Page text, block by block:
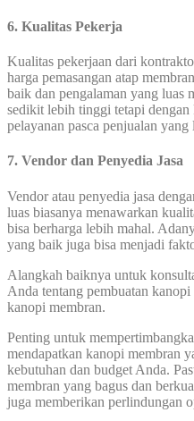
6. Kualitas Pekerja
Kualitas pekerjaan dari
harga pemasangan atap
baik dan pengalaman yang luas
sedikit lebih tinggi tetapi
pelayanan pasca penjualan
7. Vendor dan Penyedia Jasa
Vendor atau penyedia jasa
luas biasanya menawarkan
bisa berharga lebih mahal.
yang baik juga bisa menjadi
Alangkah baiknya untuk
Anda tentang pembuatan
kanopi membran.
Penting untuk
mendapatkan kanopi membran
kebutuhan dan budget Anda.
membran yang bagus dan
juga memberikan perlindungan